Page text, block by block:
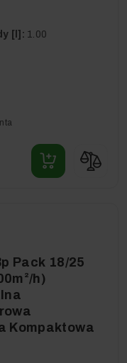
[l]: 1.00
Pack 18/25
h)
Kompaktowa